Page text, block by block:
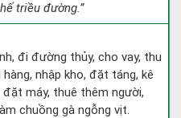
triều đường.”
đi đường thủy, cho vay, thu
hàng, nhập kho, đặt táng, kê
đặt máy, thuê thêm người,
chuồng gà ngỗng vịt.